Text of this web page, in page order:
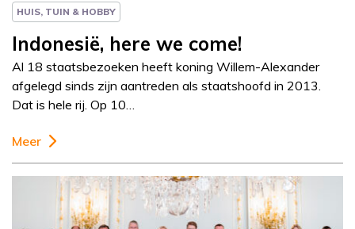
HUIS, TUIN & HOBBY
Indonesië, here we come!
Al 18 staatsbezoeken heeft koning Willem-Alexander
afgelegd sinds zijn aantreden als staatshoofd in 2013.
Dat is hele rij. Op 10…
Meer